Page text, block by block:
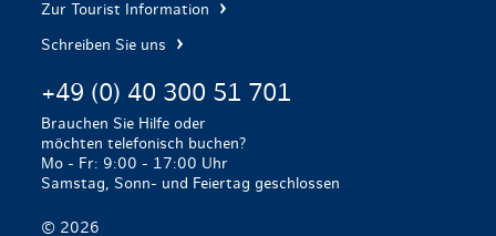
Zur Tourist Information
Schreiben Sie uns
+49 (0) 40 300 51 701
Brauchen Sie Hilfe oder
möchten telefonisch buchen?
Mo - Fr: 9:00 - 17:00 Uhr
Samstag, Sonn- und Feiertag geschlossen
© 2026